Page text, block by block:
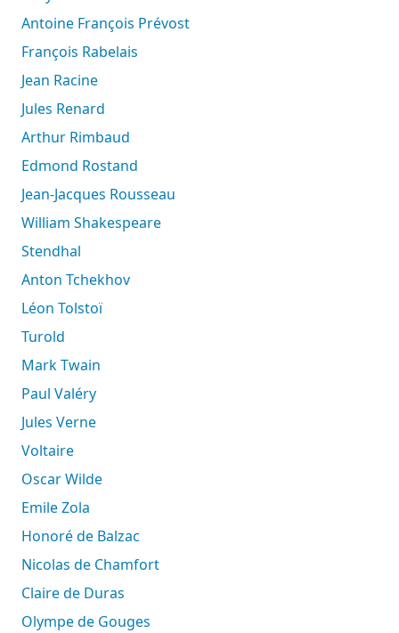
Antoine François Prévost
François Rabelais
Jean Racine
Jules Renard
Arthur Rimbaud
Edmond Rostand
Jean-Jacques Rousseau
William Shakespeare
Stendhal
Anton Tchekhov
Léon Tolstoï
Turold
Mark Twain
Paul Valéry
Jules Verne
Voltaire
Oscar Wilde
Emile Zola
Honoré de Balzac
Nicolas de Chamfort
Claire de Duras
Olympe de Gouges